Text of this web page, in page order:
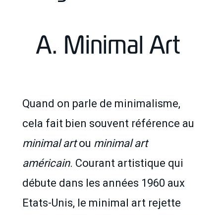
A. Minimal Art
Quand on parle de minimalisme,
cela fait bien souvent référence au
minimal artou minimal art
américain. Courant artistique qui
débute dans les années 1960 aux
Etats-Unis, le minimal art rejette